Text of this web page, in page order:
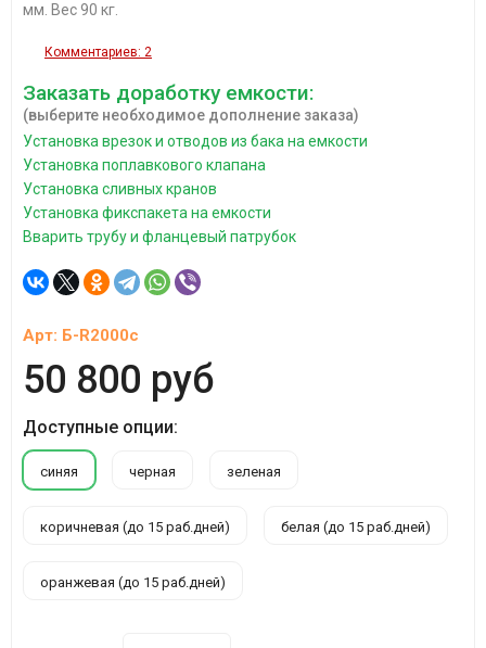
мм. Вес 90 кг.
Комментариев: 2
Заказать доработку емкости:
(выберите необходимое дополнение заказа)
Установка врезок и отводов из бака на емкости
Установка поплавкового клапана
Установка сливных кранов
Установка фикспакета на емкости
Вварить трубу и фланцевый патрубок
Арт: Б-R2000с
50 800 руб
Доступные опции:
синяя черная зеленая
коричневая (до 15 раб.дней) белая (до 15 раб.дней)
оранжевая (до 15 раб.дней)